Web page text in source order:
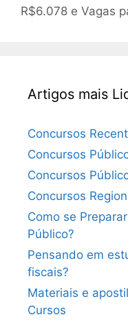
R$6.078 e Vagas
Artigos mais
Concursos
Concursos
Concursos
Concursos
Como se
Público?
Pensando em
fiscais?
Materiais e
Cursos